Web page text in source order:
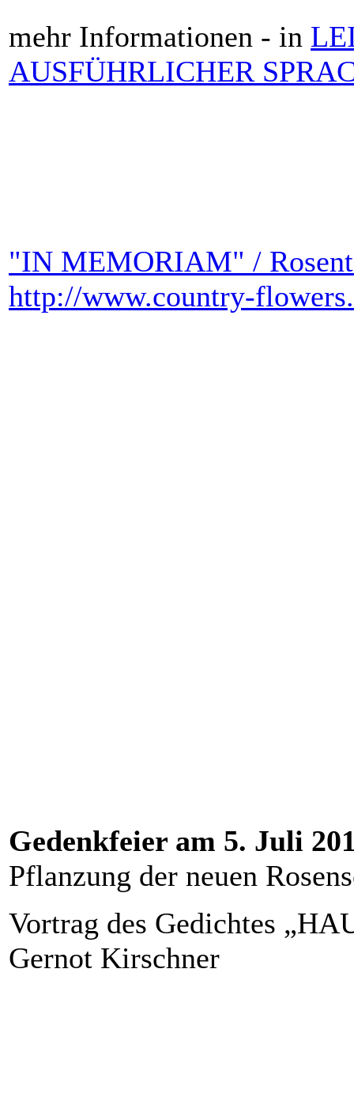
mehr Informationen - in
AUSFÜHRLICHER
"IN MEMORIAM" /
http://www.country-
Gedenkfeier am 5. Juli
Pflanzung der neuen
Vortrag des Gedichtes
Gernot Kirschner